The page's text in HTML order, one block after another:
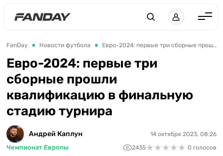
Англия
Испания
Германия
Италия
Франция
Украина
ЛЧ
FanDay Новости футбола Евро-2024: первые три сборные прошли квалификацию в финальную стадию турнира
Евро-2024: первые три
сборные прошли
квалификацию в финальную
стадию турнира
Андрей Каплун
Чемпионат Европы
14 октября 2023, 08:26
2435★★★★★
★★★★★ 0 голосов